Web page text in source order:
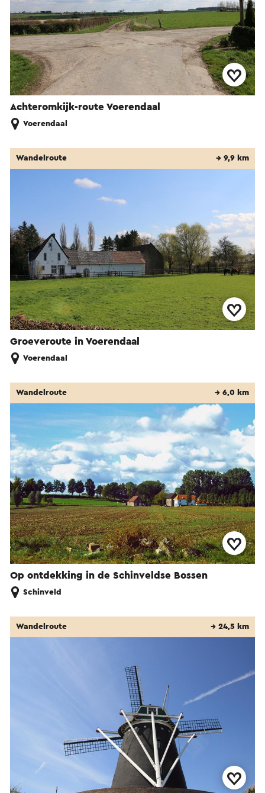
Achteromkijk-route Voerendaal
Voerendaal
Groeveroute in Voerendaal
Wandelroute → 9,9 km
Voerendaal
Op ontdekking in de Schinveldse Bossen
Wandelroute → 6,0 km
Schinveld
Wandelroute → 24,5 km